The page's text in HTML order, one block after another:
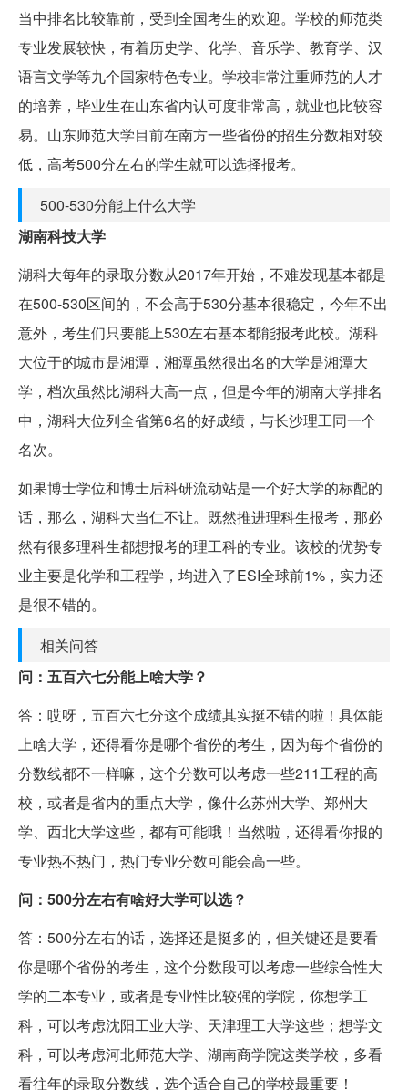
当中排名比较靠前，受到全国考生的欢迎。学校的师范类
专业发展较快，有着历史学、化学、音乐学、教育学、汉
语言文学等九个国家特色专业。学校非常注重师范的人才
的培养，毕业生在山东省内认可度非常高，就业也比较容
易。山东师范大学目前在南方一些省份的招生分数相对较
低，高考500分左右的学生就可以选择报考。
500-530分能上什么大学
湖南科技大学
湖科大每年的录取分数从2017年开始，不难发现基本都是
在500-530区间的，不会高于530分基本很稳定，今年不出
意外，考生们只要能上530左右基本都能报考此校。湖科
大位于的城市是湘潭，湘潭虽然很出名的大学是湘潭大
学，档次虽然比湖科大高一点，但是今年的湖南大学排名
中，湖科大位列全省第6名的好成绩，与长沙理工同一个
名次。
如果博士学位和博士后科研流动站是一个好大学的标配的
话，那么，湖科大当仁不让。既然推进理科生报考，那必
然有很多理科生都想报考的理工科的专业。该校的优势专
业主要是化学和工程学，均进入了ESI全球前1%，实力还
是很不错的。
相关问答
问：五百六七分能上啥大学？
答：哎呀，五百六七分这个成绩其实挺不错的啦！具体能
上啥大学，还得看你是哪个省份的考生，因为每个省份的
分数线都不一样嘛，这个分数可以考虑一些211工程的高
校，或者是省内的重点大学，像什么苏州大学、郑州大
学、西北大学这些，都有可能哦！当然啦，还得看你报的
专业热不热门，热门专业分数可能会高一些。
问：500分左右有啥好大学可以选？
答：500分左右的话，选择还是挺多的，但关键还是要看
你是哪个省份的考生，这个分数段可以考虑一些综合性大
学的二本专业，或者是专业性比较强的学院，你想学工
科，可以考虑沈阳工业大学、天津理工大学这些；想学文
科，可以考虑河北师范大学、湖南商学院这类学校，多看
看往年的录取分数线，选个适合自己的学校最重要！